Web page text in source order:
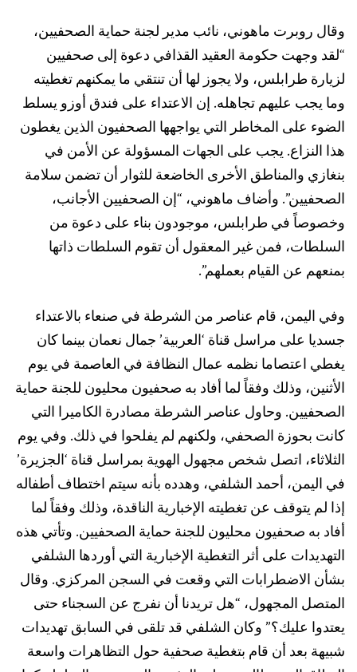
وقال روبرت ماهوني، نائب مدير لجنة حماية الصحفيين،
“لقد وجهت حكومة العقيد القذافي دعوة إلى صحفيين
لزيارة طرابلس، ولا يجوز لها أن تنتقي ما يمكنهم تغطيته
وما يجب عليهم تجاهله. إن الاعتداء على فندق أوزو يسلط
الضوء على المخاطر التي يواجهها الصحفيون الذين يغطون
هذا النزاع. يجب على الجهات المسؤولة عن الأمن في
بنغازي والمناطق الأخرى الخاضعة للثوار أن تضمن سلامة
الصحفيين”. وأضاف ماهوني، “إن الصحفيين الأجانب،
وخصوصاً في طرابلس، موجودون بناء على دعوة من
السلطات، فمن غير المعقول أن تقوم السلطات ذاتها
بمنعهم عن القيام بعملهم”.
وفي اليمن، قام عناصر من الشرطة في صنعاء بالاعتداء
جسديا على مراسل قناة ‘العربية’ جمال نعمان بينما كان
يغطي اعتصاما نظمه عمال النظافة في العاصمة في يوم
الأثنين، وذلك وفقاً لما أفاد به صحفيون محليون للجنة حماية
الصحفيين. وحاول عناصر الشرطة مصادرة الكاميرا التي
كانت بحوزة الصحفي، ولكنهم لم يفلحوا في ذلك. وفي يوم
الثلاثاء، اتصل شخص مجهول الهوية بمراسل قناة ‘الجزيرة’
في اليمن، أحمد الشلفي، وهدده بأنه سيتم اختطاف أطفاله
إذا لم يتوقف عن تغطيته الإخبارية الناقدة، وذلك وفقاً لما
أفاد به صحفيون محليون للجنة حماية الصحفيين. وتأتي هذه
التهديدات على أثر التغطية الإخبارية التي أوردها الشلفي
بشأن الاضطرابات التي وقعت في السجن المركزي. وقال
المتصل المجهول، “هل تريدنا أن نفرج عن السجناء حتى
يعتدوا عليك؟” وكان الشلفي قد تلقى في السابق تهديدات
شبيهة بعد أن قام بتغطية صحفية حول التظاهرات واسعة